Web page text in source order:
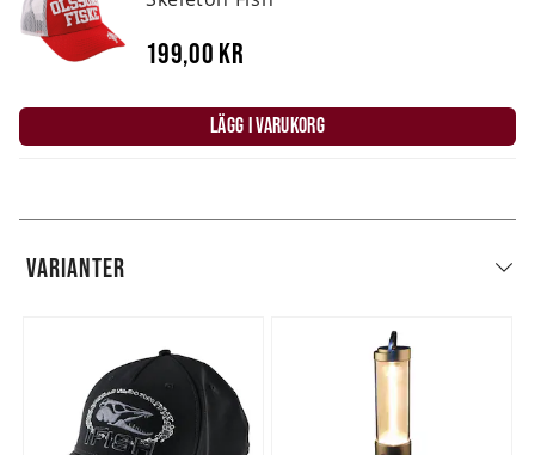
199,00 kr
LÄGG I VARUKORG
VARIANTER